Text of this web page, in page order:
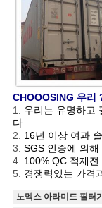
CHOOOSING 우리
1. 우리는 유명하고
다
2. 16년 이상 여과
3. SGS 인증에 의해
4. 100% QC 적재전
5. 경쟁력있는 가격
노멕스 아라미드 필터